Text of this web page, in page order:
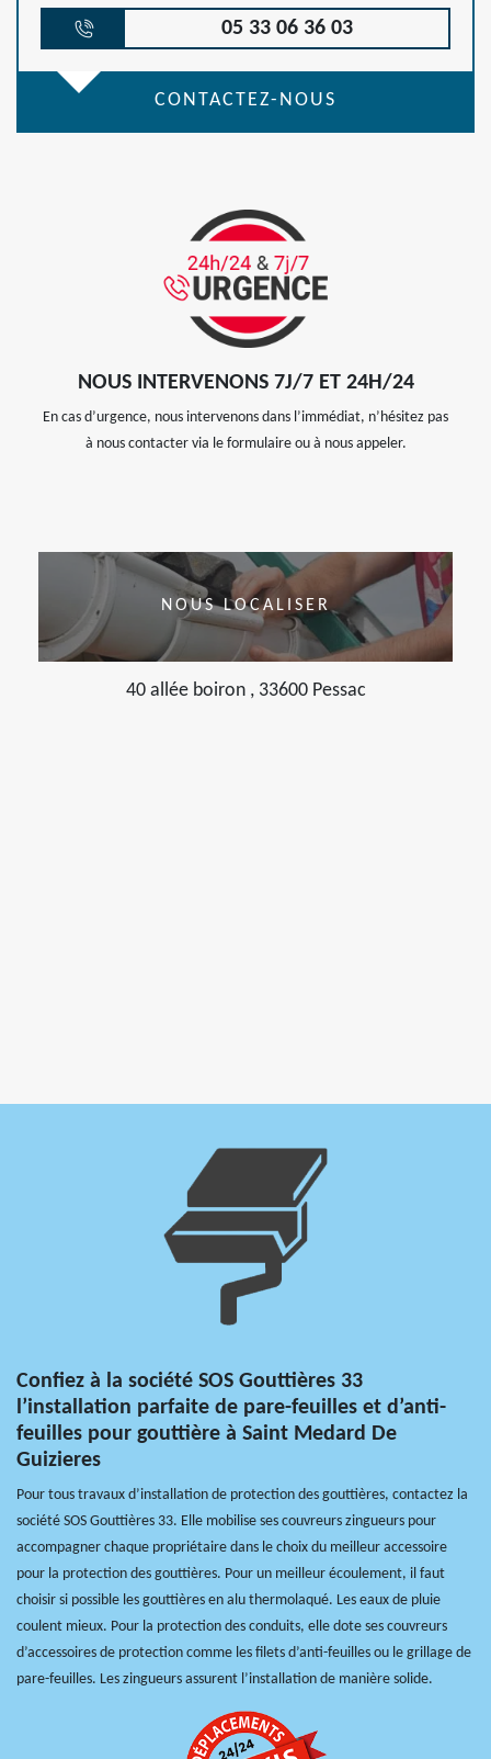
05 33 06 36 03
CONTACTEZ-NOUS
NOUS INTERVENONS 7J/7 ET 24H/24
En cas d’urgence, nous intervenons dans l’immédiat, n’hésitez pas
à nous contacter via le formulaire ou à nous appeler.
NOUS LOCALISER
40 allée boiron , 33600 Pessac
Confiez à la société SOS Gouttières 33
l’installation parfaite de pare-feuilles et d’anti-
feuilles pour gouttière à Saint Medard De
Guizieres
Pour tous travaux d’installation de protection des gouttières, contactez la
société SOS Gouttières 33. Elle mobilise ses couvreurs zingueurs pour
accompagner chaque propriétaire dans le choix du meilleur accessoire
pour la protection des gouttières. Pour un meilleur écoulement, il faut
choisir si possible les gouttières en alu thermolaqué. Les eaux de pluie
coulent mieux. Pour la protection des conduits, elle dote ses couvreurs
d’accessoires de protection comme les filets d’anti-feuilles ou le grillage de
pare-feuilles. Les zingueurs assurent l’installation de manière solide.